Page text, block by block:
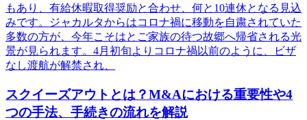
もあり、有給休暇取得奨励と合わせ、何と10連休となる見込
みです。ジャカルタからはコロナ禍に移動を自粛されていた
多数の方が、今年こそはとご家族の待つ故郷へ帰省される光
景が見られます。4月初旬よりコロナ禍以前のように、ビザ
なし渡航が解禁され、
スクイーズアウトとは？M&Aにおける重要性や4
つの手法、手続きの流れを解説